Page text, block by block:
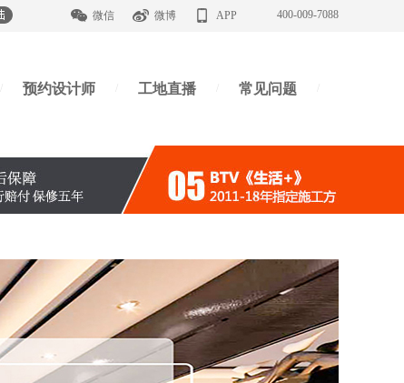
微信 微博 APP 400-009-7088
预约设计师 工地直播 常见问题